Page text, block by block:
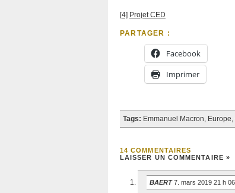
[4] Projet CED
PARTAGER :
Facebook
Imprimer
Tags: Emmanuel Macron, Europe,
14 COMMENTAIRES
LAISSER UN COMMENTAIRE »
BAERT7. mars 2019 21 h